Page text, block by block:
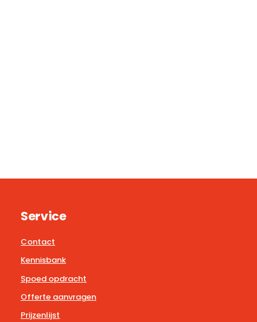
Service
Contact
Kennisbank
Spoed opdracht
Offerte aanvragen
Prijzenlijst